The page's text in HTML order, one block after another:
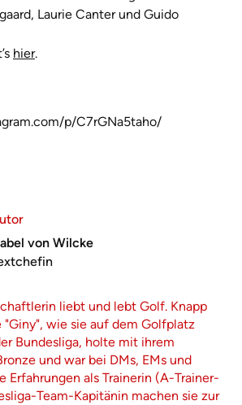
Laurie Canter und Guido
hier.
p/C7rGNa5taho/
von Wilcke
liebt und lebt Golf. Knapp
"Giny", wie sie auf dem Golfplatz
Bundesliga, holte mit ihrem
und war bei DMs, EMs und
Erfahrungen als Trainerin (A-Trainer-
Team-Kapitänin machen sie zur